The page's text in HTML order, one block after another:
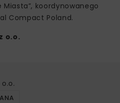
Miasta”, koordynowanego
Compact Poland.
o.o.
o.o.